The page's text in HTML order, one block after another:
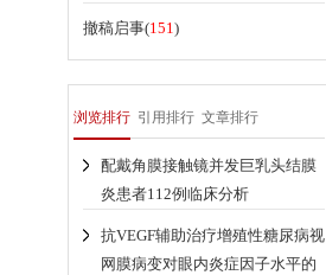
撤稿启事(151)
浏览排行 引用排行 文章排行
配戴角膜接触镜并发巨乳头结膜
炎患者112例临床分析
抗VEGF辅助治疗增殖性糖尿病视
网膜病变对眼内炎症因子水平的